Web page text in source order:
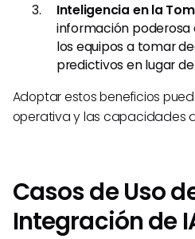
Inteligencia en la
información poderosa
los equipos a tomar
predictivos en lugar
Adoptar estos beneficios
operativa y las capacidades
Casos de Uso
Integración de